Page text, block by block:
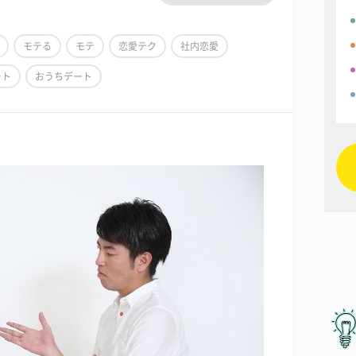
モテる モテ 恋愛テク 社内恋愛
おうちデート